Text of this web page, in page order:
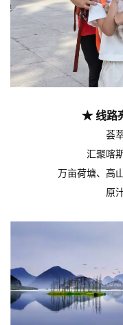
★ 线路
荟
汇聚喀
万亩荷塘、高
原